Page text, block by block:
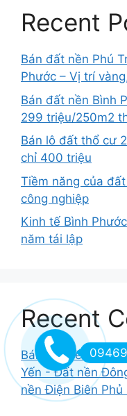
Recent
Bán đất nền Phú
Phước – Vị trí
Bán đất nền Bình
299 triệu/250m2
Bán lô đất thổ cư
chỉ 400 triệu
Tiềm năng của
công nghiệp
Kinh tế Bình
năm tái lập
Recent
Bán đất nền Đồng
Yến - Đất nền
nền Điện Biên